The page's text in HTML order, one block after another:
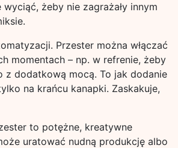
żeby nie zagrażały innym
Przester można włączać
momentach – np. w refrenie, żeby
z dodatkową mocą. To jak dodanie
na krańcu kanapki. Zaskakuje,
to potężne, kreatywne
uratować nudną produkcję albo